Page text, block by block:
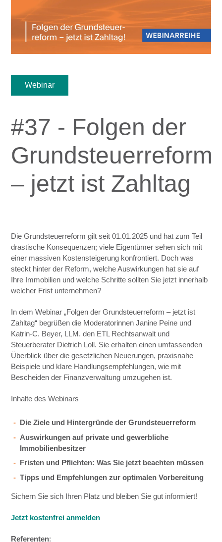
Webinar
#37 - Folgen der
Grundsteuerreform
– jetzt ist Zahltag
Die Grundsteuerreform gilt seit 01.01.2025 und hat zum Teil
drastische Konsequenzen; viele Eigentümer sehen sich mit
einer massiven Kostensteigerung konfrontiert. Doch was
steckt hinter der Reform, welche Auswirkungen hat sie auf
Ihre Immobilien und welche Schritte sollten Sie jetzt innerhalb
welcher Frist unternehmen?
In dem Webinar „Folgen der Grundsteuerreform – jetzt ist
Zahltag“ begrüßen die Moderatorinnen Janine Peine und
Katrin-C. Beyer, LLM. den ETL Rechtsanwalt und
Steuerberater Dietrich Loll. Sie erhalten einen umfassenden
Überblick über die gesetzlichen Neuerungen, praxisnahe
Beispiele und klare Handlungsempfehlungen, wie mit
Bescheiden der Finanzverwaltung umzugehen ist.
Inhalte des Webinars
Die Ziele und Hintergründe der Grundsteuerreform
Auswirkungen auf private und gewerbliche
Immobilienbesitzer
Fristen und Pflichten: Was Sie jetzt beachten müssen
Tipps und Empfehlungen zur optimalen Vorbereitung
Sichern Sie sich Ihren Platz und bleiben Sie gut informiert!
Jetzt kostenfrei anmelden
Referenten: